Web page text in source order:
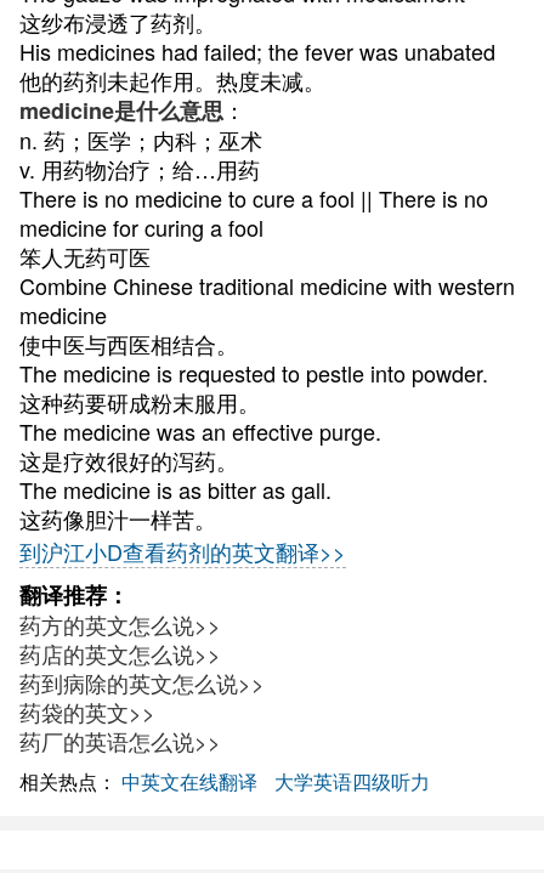
这纱布浸透了药剂。
His medicines had failed; the fever was unabated
他的药剂未起作用。热度未减。
medicine是什么意思 ：
n. 药；医学；内科；巫术
v. 用药物治疗；给…用药
There is no medicine to cure a fool || There is no
medicine for curing a fool
笨人无药可医
Combine Chinese traditional medicine with western
medicine
使中医与西医相结合。
The medicine is requested to pestle into powder.
这种药要研成粉末服用。
The medicine was an effective purge.
这是疗效很好的泻药。
The medicine is as bitter as gall.
这药像胆汁一样苦。
到沪江小D查看药剂的英文翻译>>
翻译推荐：
药方的英文怎么说>>
药店的英文怎么说>>
药到病除的英文怎么说>>
药袋的英文>>
药厂的英语怎么说>>
相关热点： 中英文在线翻译 大学英语四级听力